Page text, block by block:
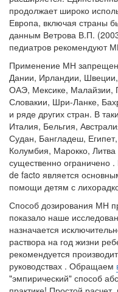
продолжает широко
Европа, включая страны
данным Ветрова В.П.
педиатров рекомендуют
Применение МН
Дании, Ирландии,
ОАЭ, Мексике, Малайзии,
Словакии, Шри-Ланке,
и ряде других стран. В
Италия, Бельгия,
Судан, Бангладеш,
Колумбия, Марокко,
существенно
de facto является
помощи детям с
Способ дозирования МН
показало наше
назначается
раствора на год жизни
рекомендуется
руководствах . Обращаем
"эмпирический" способ